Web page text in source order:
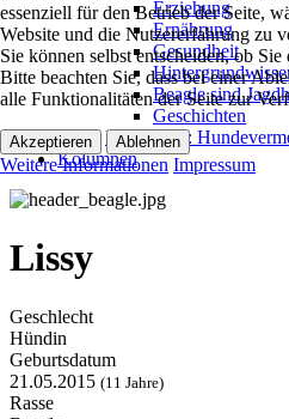
Erziehung
Ernährung
Gesundheit
Beagle sind
Geschichten
Kampagne:
Kolumnen
Lissy
Geschlecht
Hündin
Geburtsdatum
21.05.2015 (11 Jahre)
Rasse
essenziell für den Betrieb der Seite,
Website und die Nutzererfahrung zu
Sie können selbst entscheiden, ob
Bitte beachten Sie, dass bei einer
alle Funktionalitäten der Seite zur
Akzeptieren Ablehnen
Weitere Informationen Impressum